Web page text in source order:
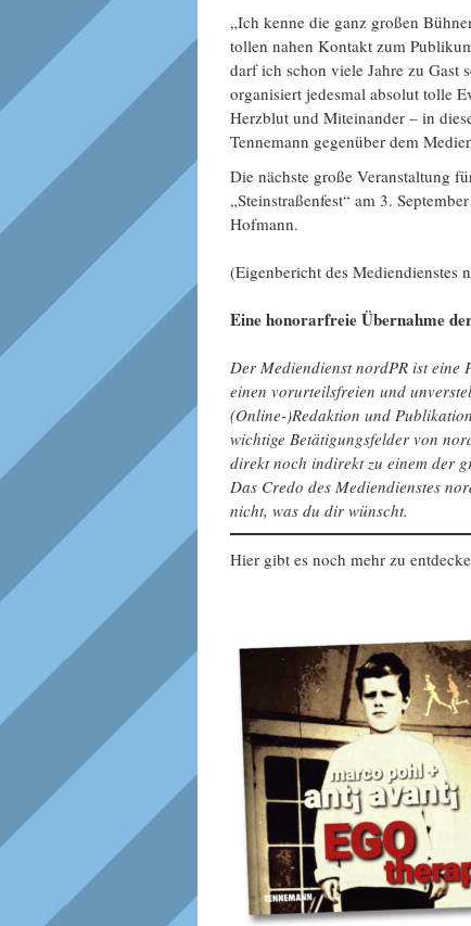
„Ich kenne die ganz großen
tollen nahen Kontakt zum
darf ich schon viele Jahre zu Gast
organisiert jedesmal absolut tolle
Herzblut und Miteinander – in
Tennemann gegenüber dem
Die nächste große Veranstaltung
„Steinstraßenfest“ am 3.
Hofmann.
(Eigenbericht des Mediendienstes
Eine honorarfreie Übernahme
Der Mediendienst nordPR ist eine
einen vorurteilsfreien und
(Online-)Redaktion und
wichtige Betätigungsfelder von
direkt noch indirekt zu einem der
Das Credo des Mediendienstes
nicht, was du dir wünscht.
Hier gibt es noch mehr zu